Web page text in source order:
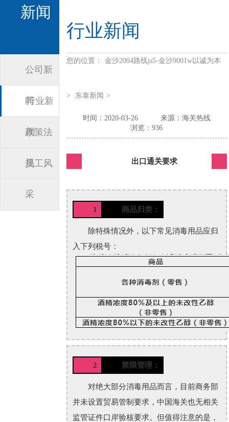
新闻
公司新
闻
行业新
闻
政策法
规
员工风
采
行业新闻
您的位置： 金沙2004路线js5-金沙9001w以诚为本
> 东泰新闻 >
时间：2020-03-26
来源：海关热线
浏览：936
出口通关要求
1 商品归类：
除特殊情况外，以下常见消毒用品应归
入下列税号：
2 禁限管理：
对绝大部分消毒用品而言，目前商务部
并未设置贸易管制要求，中国海关也无相关
监管证件口岸验核要求。但值得注意的是，